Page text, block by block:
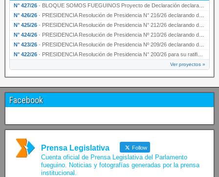
N° 427/26 · BLOQUE SOMOS FUEGUINOS Proyecto de Declaración declarando de interés provincial PRESIDENCI…
N° 426/26 · PRESIDENCIA Resolución de Presidencia N° 216/26 declarando de interés provincial la labor …
N° 425/26 · PRESIDENCIA Resolución de Presidencia N° 212/26 declarando de interés provincial el “50° A…
N° 424/26 · PRESIDENCIA Resolución de Presidencia Nº 210/26 declarando de interés provincial el proyec…
N° 423/26 · PRESIDENCIA Resolución de Presidencia Nº 209/26 declarando de interés provincial la presen…
N° 422/26 · PRESIDENCIA Resolución de Presidencia N° 200/26 para su ratificación.
Ver proyectos »
Facebook
Prensa Legislativa Follow
Cuenta oficial de Prensa Legislativa del Parlamento
fueguino. Noticias y fotografías generadas por la prensa
institucional.